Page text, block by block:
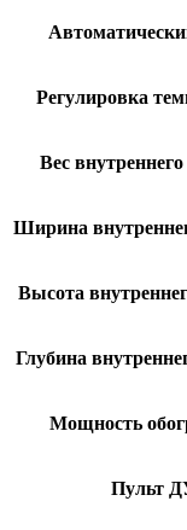
Регулировка
Вес
Ширина
Высота
Глубина
Мощность
Пульт